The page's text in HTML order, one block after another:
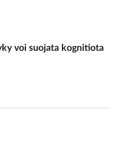
voi suojata kognitiota